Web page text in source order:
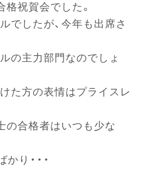
合わせ
なう
する
格祝賀会でした。
でしたが、今年も出席さ
の主力部門なのでしょ
た方の表情はプライスレ
の合格者はいつも少な
り・・・